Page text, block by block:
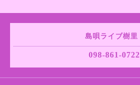
島唄ライブ樹里
098-861-0722